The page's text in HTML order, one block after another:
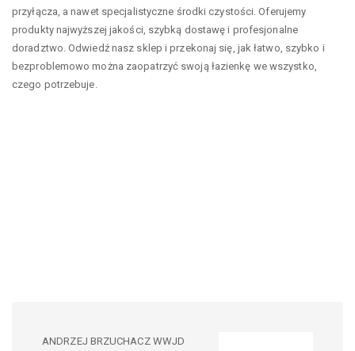
przyłącza, a nawet specjalistyczne środki czystości. Oferujemy
produkty najwyższej jakości, szybką dostawę i profesjonalne
doradztwo. Odwiedź nasz sklep i przekonaj się, jak łatwo, szybko i
bezproblemowo można zaopatrzyć swoją łazienkę we wszystko,
czego potrzebuje.
ANDRZEJ BRZUCHACZ WWJD